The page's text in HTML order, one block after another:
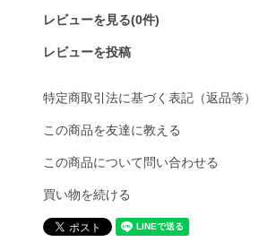
レビューを見る(0件)
レビューを投稿
特定商取引法に基づく表記（返品等）
この商品を友達に教える
この商品について問い合わせる
買い物を続ける